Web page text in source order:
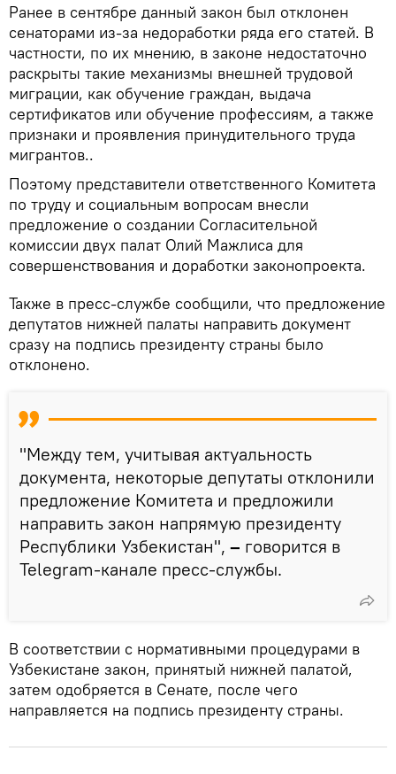
Ранее в сентябре данный закон был отклонен
сенаторами из-за недоработки ряда его статей. В
частности, по их мнению, в законе недостаточно
раскрыты такие механизмы внешней трудовой
миграции, как обучение граждан, выдача
сертификатов или обучение профессиям, а также
признаки и проявления принудительного труда
мигрантов..
Поэтому представители ответственного Комитета
по труду и социальным вопросам внесли
предложение о создании Согласительной
комиссии двух палат Олий Мажлиса для
совершенствования и доработки законопроекта.
Также в пресс-службе сообщили, что предложение
депутатов нижней палаты направить документ
сразу на подпись президенту страны было
отклонено.
"Между тем, учитывая актуальность
документа, некоторые депутаты отклонили
предложение Комитета и предложили
направить закон напрямую президенту
Республики Узбекистан", – говорится в
Telegram-канале пресс-службы.
В соответствии с нормативными процедурами в
Узбекистане закон, принятый нижней палатой,
затем одобряется в Сенате, после чего
направляется на подпись президенту страны.